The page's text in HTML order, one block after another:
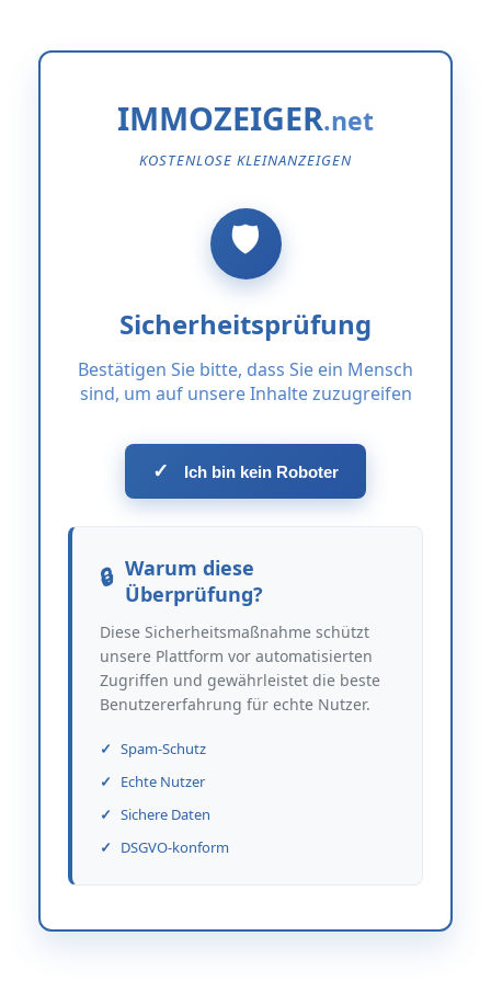
IMMOZEIGER
KOSTENLOSE KLEINANZEIGEN
Sicherheitsprüfung
Bestätigen Sie bitte, dass Sie ein Mensch
sind, um auf unsere Inhalte zuzugreifen
✓ Ich bin kein Roboter
Warum diese
Überprüfung?
Diese Sicherheitsmaßnahme schützt
unsere Plattform vor automatisierten
Zugriffen und gewährleistet die beste
Benutzererfahrung für echte Nutzer.
Spam-Schutz
Echte Nutzer
Sichere Daten
DSGVO-konform